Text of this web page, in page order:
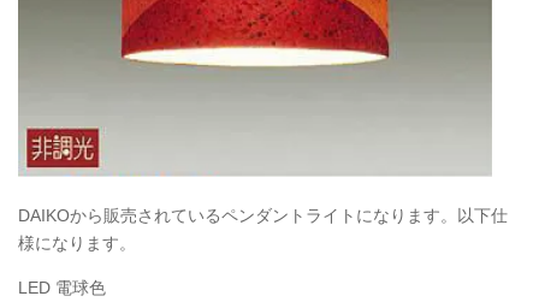
DAIKOから販売されているペンダントライトになります。以下仕
様になります。
LED 電球色